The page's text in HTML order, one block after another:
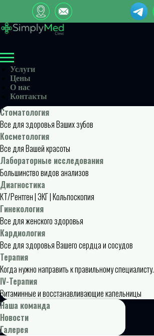
Услуги
Цены
О нас
Контакты
Стоматология
Все для здоровья Ваших зубов
Косметология
Все для Вашей красоты
Лабораторные исследования
Большинство видов анализов
Диагностика
КТ/Рентген | ЭКГ | Кольпоскопия
Гинекология
Все для женского здоровья
Кардиология
Все для здоровья Вашего сердца и сосудов
Терапия
Когда нужно направить к правильному специалисту.
IV-Терапия
Витаминные и восстанавливающие капельницы
Наша команда
Новости
Галерея